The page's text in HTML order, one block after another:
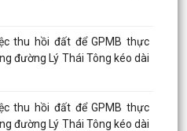
thu hồi đất để GPMB thực
đường Lý Thái Tông kéo dài
thu hồi đất để GPMB thực
đường Lý Thái Tông kéo dài